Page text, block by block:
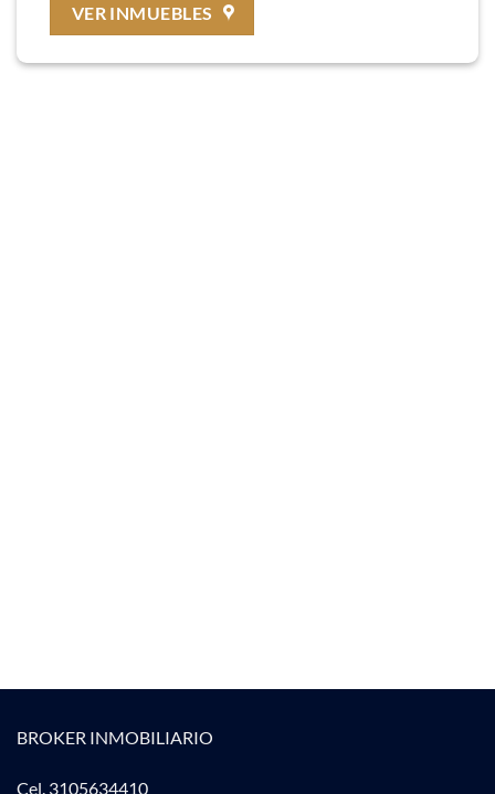
VER INMUEBLES
BROKER INMOBILIARIO
Cel. 3105634410